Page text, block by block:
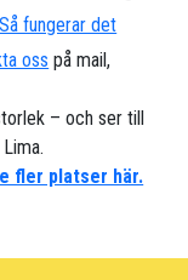
fungerar det
oss på mail,
– och ser till
fler platser här.